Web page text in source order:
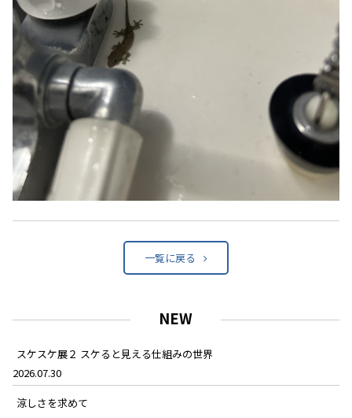
一覧に戻る
NEW
スケスケ展２ スケると見える仕組みの世界
2026.07.30
涼しさを求めて